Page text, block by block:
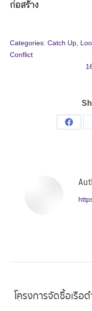
ก่อสร้าง
Categories: Catch Up
Conflict
Share
navigation
โครงการจัดซื้อเรือ